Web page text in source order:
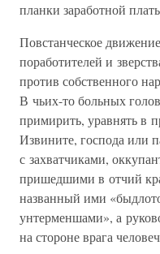
планки заработной
Повстанческое
поработителей и
против собственного
В чьих-то больных
примирить, уравнять в
Извините, господа или
с захватчиками,
пришедшими в отчий
названный ими
унтерменшами», а
на стороне врага